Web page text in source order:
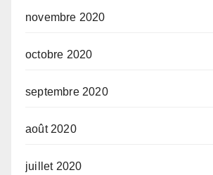
novembre 2020
octobre 2020
septembre 2020
août 2020
juillet 2020